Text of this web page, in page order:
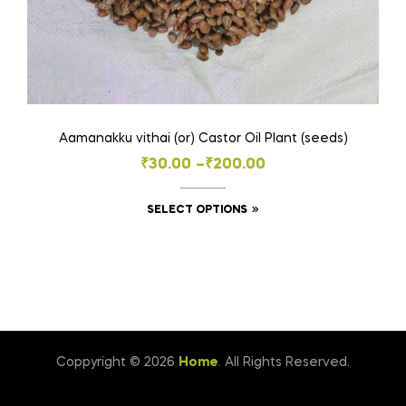
Aamanakku vithai (or) Castor Oil Plant (seeds)
₹30.00 –₹200.00
Price
range:
₹30.00
SELECT OPTIONS
may
Coppyright © 2026 Home. All Rights Reserved.